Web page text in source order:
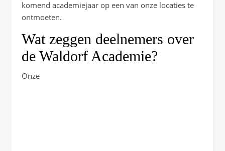
komend academiejaar op een van onze locaties te
ontmoeten.
Wat zeggen deelnemers over
de Waldorf Academie?
Onze